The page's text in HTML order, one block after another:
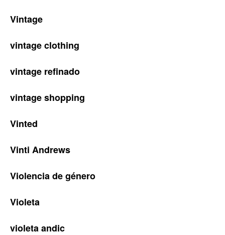
Vintage
vintage clothing
vintage refinado
vintage shopping
Vinted
Vinti Andrews
Violencia de género
Violeta
violeta andic